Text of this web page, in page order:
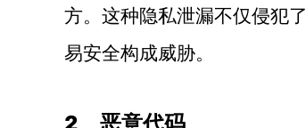
方。这种隐私泄漏不仅侵犯
易安全构成威胁。